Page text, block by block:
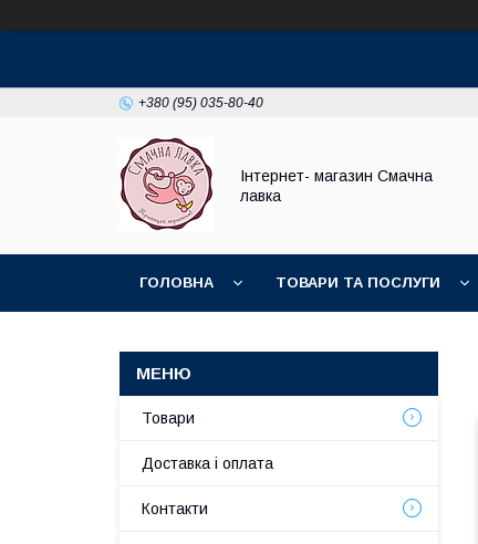
+380 (95) 035-80-40
Інтернет- магазин Смачна
лавка
ГОЛОВНА ТОВАРИ ТА ПОСЛУГИ
Товари
Доставка і оплата
Контакти